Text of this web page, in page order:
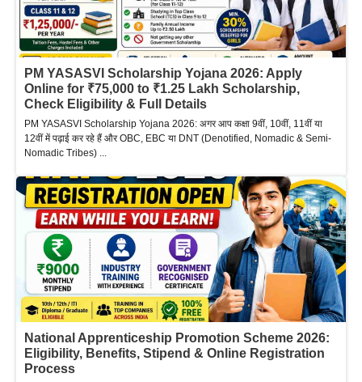
PM YASASVI Scholarship Yojana 2026: Apply
Online for ₹75,000 to ₹1.25 Lakh Scholarship,
Check Eligibility & Full Details
PM YASASVI Scholarship Yojana 2026: अगर आप कक्षा 9वीं, 10वीं, 11वीं या
12वीं में पढ़ाई कर रहे हैं और OBC, EBC या DNT (Denotified, Nomadic & Semi-
Nomadic Tribes) ...
National Apprenticeship Promotion Scheme 2026:
Eligibility, Benefits, Stipend & Online Registration
Process